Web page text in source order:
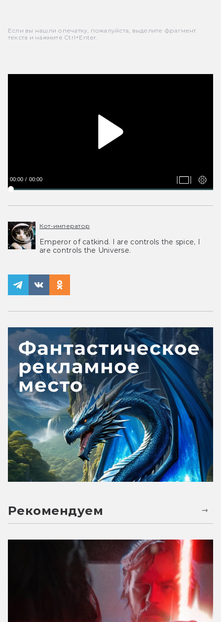
Если вы нашли опечатку, пожалуйста, выделите фрагмент
текста и нажмите Ctrl+Enter.
00:00 00:00
Кот-император
Emperor of catkind. I are controls the spice, I
are controls the Universe.
Рекомендуем